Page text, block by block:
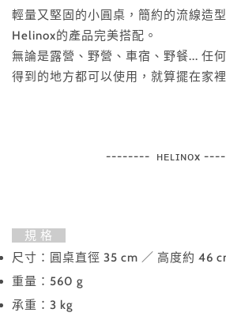
輕量又堅固的小圓桌，簡約的流線造
Helinox的產品完美搭配。
無論是露營、野營、車宿、野餐... 任
得到的地方都可以使用，就算擺在家
-------- ʜᴇʟɪɴᴏx
規 格
尺寸：圓桌直徑 35 cm ／ 高度約 46
重量：560 g
承重：3 kg